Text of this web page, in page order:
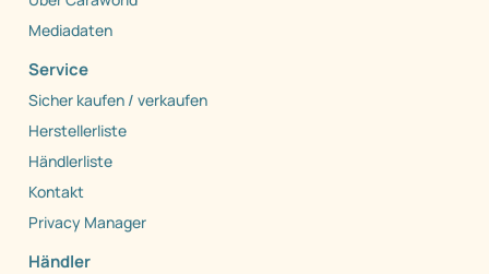
Mediadaten
Service
Sicher kaufen / verkaufen
Herstellerliste
Händlerliste
Kontakt
Privacy Manager
Händler